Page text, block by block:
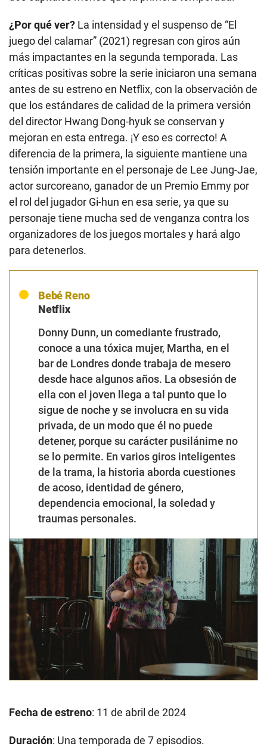
¿Por qué ver? La intensidad y el suspenso de “El
juego del calamar” (2021) regresan con giros aún
más impactantes en la segunda temporada. Las
críticas positivas sobre la serie iniciaron una semana
antes de su estreno en Netflix, con la observación de
que los estándares de calidad de la primera versión
del director Hwang Dong-hyuk se conservan y
mejoran en esta entrega. ¡Y eso es correcto! A
diferencia de la primera, la siguiente mantiene una
tensión importante en el personaje de Lee Jung-Jae,
actor surcoreano, ganador de un Premio Emmy por
el rol del jugador Gi-hun en esa serie, ya que su
personaje tiene mucha sed de venganza contra los
organizadores de los juegos mortales y hará algo
para detenerlos.
Bebé Reno
Netflix
Donny Dunn, un comediante frustrado,
conoce a una tóxica mujer, Martha, en el
bar de Londres donde trabaja de mesero
desde hace algunos años. La obsesión de
ella con el joven llega a tal punto que lo
sigue de noche yse involucra en su vida
privada, de un modo que él no puede
detener, porque su carácter pusilánime no
se lo permite. En varios giros inteligentes
de la trama, la historia aborda cuestiones
de acoso, identidad de género,
dependencia emocional, la soledad y
traumas personales.
Fecha de estreno: 11 de abril de 2024
Duración: Una temporada de 7 episodios.